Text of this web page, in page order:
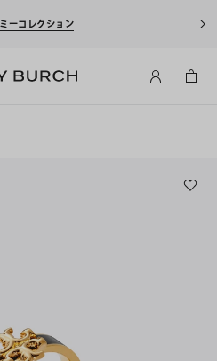
ーコレクション